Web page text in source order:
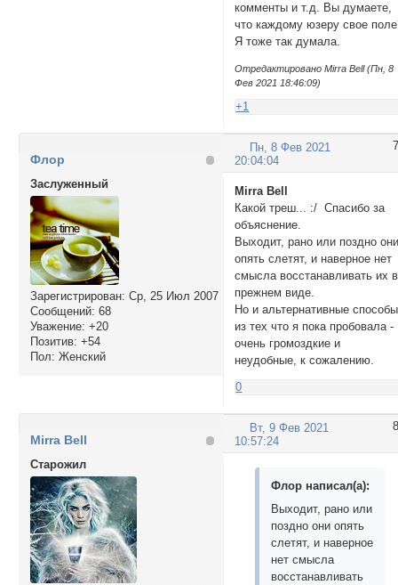
комменты и т.д. Вы думаете,
что каждому юзеру свое
Я тоже так думала.
Отредактировано Mirra Bell (Пн, 8
Фев 2021 18:46:09)
+1
7
Пн, 8 Фев 2021
20:04:04
Флор
Заслуженный
Зарегистрирован: Ср, 25 Июл 2007
Сообщений: 68
Уважение: +20
Позитив: +54
Пол: Женский
Mirra Bell
Какой треш... :/ Спасибо за
объяснение.
Выходит, рано или поздно
опять слетят, и наверное нет
смысла восстанавливать их в
прежнем виде.
Но и альтернативные
из тех что я пока пробовала -
очень громоздкие и
неудобные, к сожалению.
0
8
Вт, 9 Фев 2021
10:57:24
Mirra Bell
Cтарожил
Флор написал(а):
Выходит, рано или
поздно они опять
слетят, и наверное
нет смысла
восстанавливать